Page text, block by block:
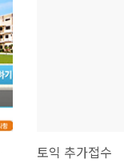
토익 추가접수